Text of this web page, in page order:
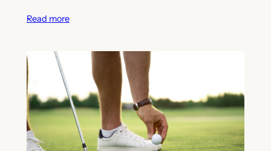
Read more